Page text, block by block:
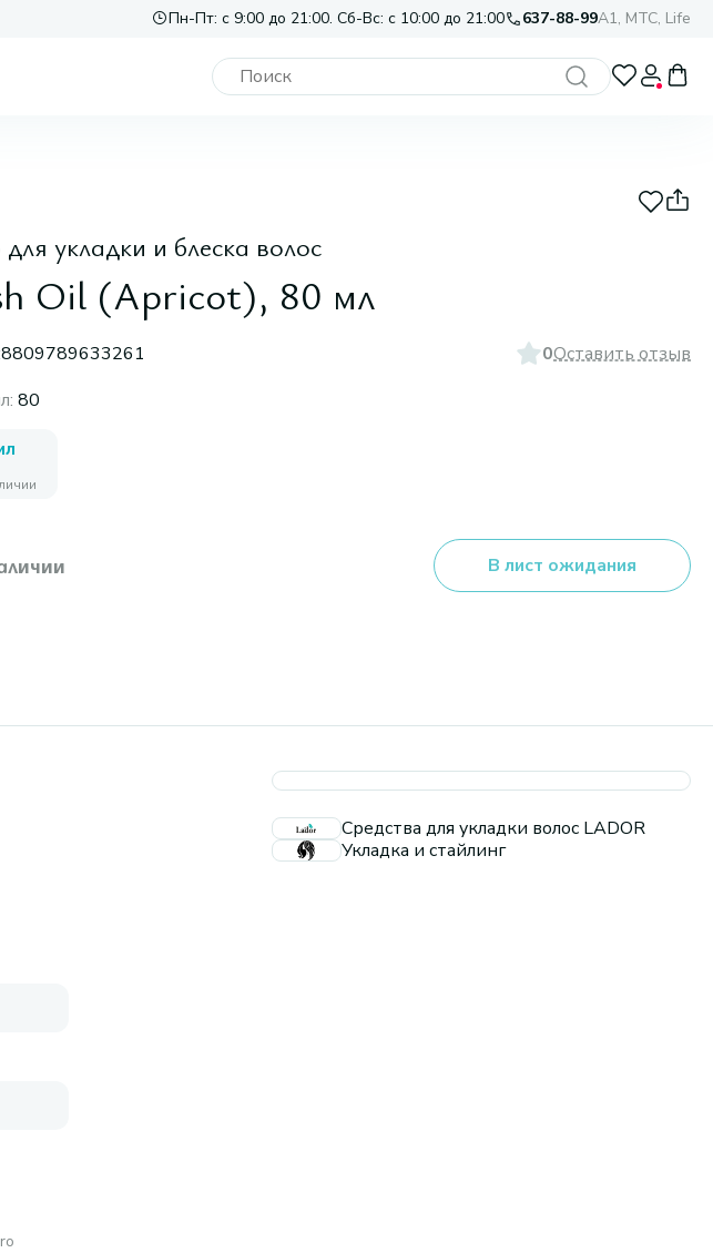
Пн-Пт: с 9:00 до 21:00. Сб-Вс: с 10:00 до 21:00 637-88-99A1, МТС, Life
укладки и блеска волос
Oil (Apricot), 80 мл
8809789633261 0Оставить отзыв
: 80
В лист ожидания
Средства для укладки волос LADOR
Укладка и стайлинг